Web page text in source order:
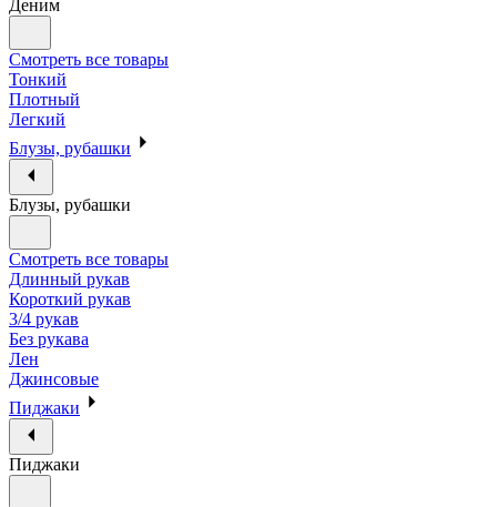
Деним
Смотреть все товары
Тонкий
Плотный
Легкий
Блузы, рубашки
Блузы, рубашки
Смотреть все товары
Длинный рукав
Короткий рукав
3/4 рукав
Без рукава
Лен
Джинсовые
Пиджаки
Пиджаки